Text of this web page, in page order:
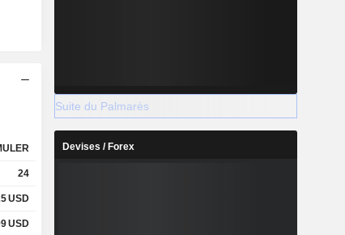
24
USD
USD
Suite du Palmarès
Devises / Forex